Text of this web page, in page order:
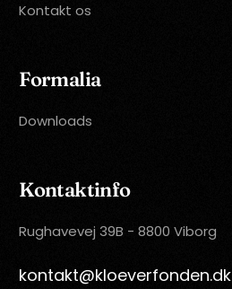
Kontakt os
Formalia
Downloads
Kontaktinfo
Rughavevej 39B - 8800 Viborg
kontakt@kloeverfonden.dk